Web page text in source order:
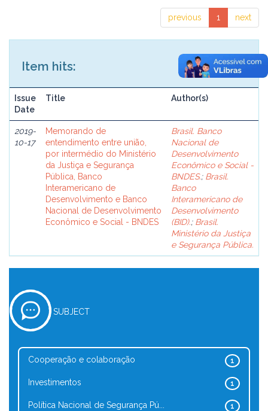
previous 1 next
Item hits:
Issue
Date
Title Author(s)
2019-
10-17
Memorando de
entendimento entre união,
por intermédio do Ministério
da Justiça e Segurança
Pública, Banco
Interamericano de
Desenvolvimento e Banco
Nacional de Desenvolvimento
Econômico e Social - BNDES
Brasil. Banco
Nacional de
Desenvolvimento
Econômico e Social -
BNDES.; Brasil.
Banco
Interamericano de
Desenvolvimento
(BID).; Brasil.
Ministério da Justiça
e Segurança Pública.
SUBJECT
1
Cooperação e colaboração
1
Investimentos
1
Política Nacional de Segurança Pú...